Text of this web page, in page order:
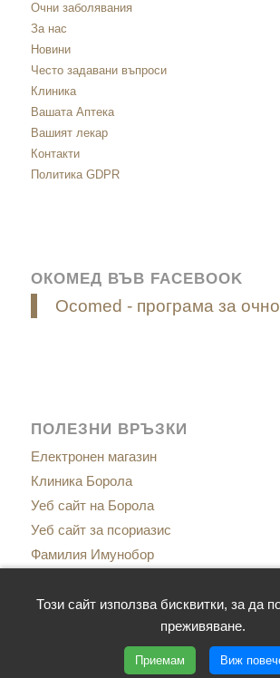
Очни заболявания
За нас
Новини
Често задавани въпроси
Клиника
Вашата Аптека
Вашият лекар
Контакти
Политика GDPR
ОКОМЕД ВЪВ FACEBOOK
Ocomed - програма за
ПОЛЕЗНИ ВРЪЗКИ
Електронен магазин
Клиника Борола
Уеб сайт на Борола
Уеб сайт за псориазис
Фамилия Имунобор
Сайт за имунитет
Този сайт използва бисквитки, за да
преживяване.
Приемам Виж